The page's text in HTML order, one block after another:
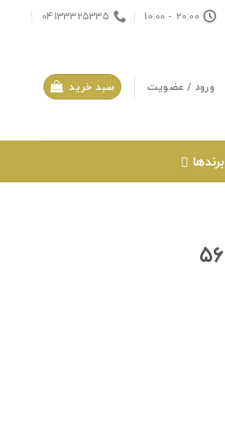
20:00 - 10:00
04133325335
ورود / عضویت سبد خرید
برندها